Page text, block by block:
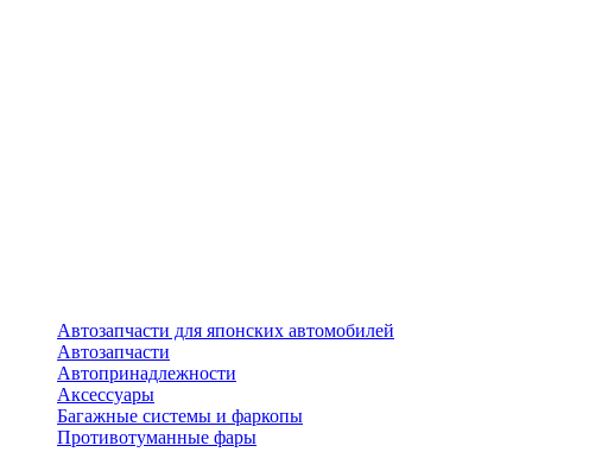
Автозапчасти для японских автомобилей
Автозапчасти
Автопринадлежности
Аксессуары
Багажные системы и фаркопы
Противотуманные фары